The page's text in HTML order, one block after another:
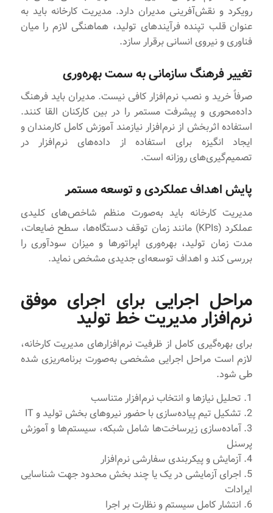
رویکرد و نقش‌آفرینی مدیران دارد. مدیریت کارخانه باید به
عنوان قلب تپنده فرآیندهای تولید، هماهنگی لازم را میان
فناوری و نیروی انسانی برقرار سازد.
تغییر فرهنگ سازمانی به سمت بهره‌وری
صرفاً خرید و نصب نرم‌افزار کافی نیست. مدیران باید فرهنگ
داده‌محوری و پیشرفت مستمر را در بین کارکنان القا کنند.
استفاده اثربخش از نرم‌افزار نیازمند آموزش کامل کارمندان و
ایجاد انگیزه برای استفاده از داده‌های نرم‌افزار در
تصمیم‌گیری‌های روزانه است.
پایش اهداف عملکردی و توسعه مستمر
مدیریت کارخانه باید به‌صورت منظم شاخص‌های کلیدی
عملکرد (KPIs) مانند زمان توقف دستگاه‌ها، سطح ضایعات،
مدت زمان تولید، بهره‌وری اپراتورها و میزان سودآوری را
بررسی کند و اهداف توسعه‌ای جدیدی مشخص نماید.
مراحل اجرایی برای اجرای موفق
نرم‌افزار مدیریت خط تولید
برای بهره‌گیری کامل از ظرفیت نرم‌افزارهای مدیریت کارخانه،
لازم است مراحل اجرایی مشخصی به‌صورت برنامه‌ریزی شده
طی شود.
1. تحلیل نیازها و انتخاب نرم‌افزار متناسب
2. تشکیل تیم پیاده‌سازی با حضور نیروهای بخش تولید و IT
3. آماده‌سازی زیرساخت‌ها شامل شبکه، سیستم‌ها و آموزش
پرسنل
4. آزمایش و پیکربندی سفارشی نرم‌افزار
5. اجرای آزمایشی در یک یا چند بخش محدود جهت شناسایی
ایرادات
6. انتشار کامل سیستم و نظارت بر اجرا